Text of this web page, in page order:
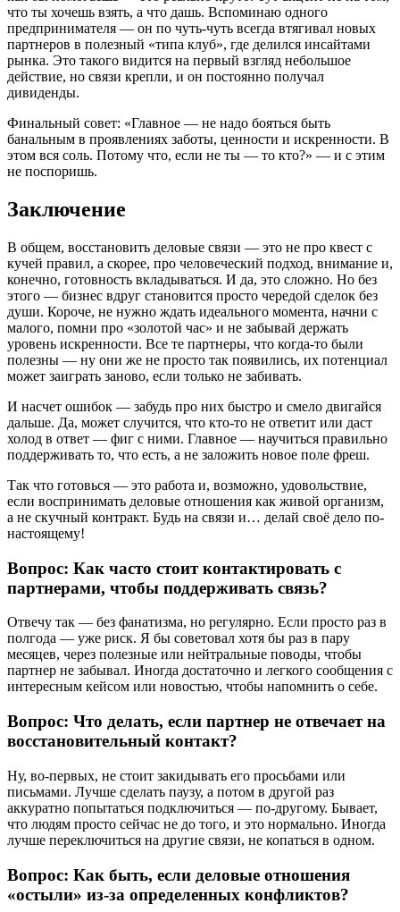
что ты хочешь взять, а что дашь. Вспоминаю одного
предпринимателя — он по чуть-чуть всегда втягивал новых
партнеров в полезный «типа клуб», где делился инсайтами
рынка. Это такого видится на первый взгляд небольшое
действие, но связи крепли, и он постоянно получал
дивиденды.
Финальный совет: «Главное — не надо бояться быть
банальным в проявлениях заботы, ценности и искренности. В
этом вся соль. Потому что, если не ты — то кто?» — и с этим
не поспоришь.
Заключение
В общем, восстановить деловые связи — это не про квест с
кучей правил, а скорее, про человеческий подход, внимание и,
конечно, готовность вкладываться. И да, это сложно. Но без
этого — бизнес вдруг становится просто чередой сделок без
души. Короче, не нужно ждать идеального момента, начни с
малого, помни про «золотой час» и не забывай держать
уровень искренности. Все те партнеры, что когда-то были
полезны — ну они же не просто так появились, их потенциал
может заиграть заново, если только не забивать.
И насчет ошибок — забудь про них быстро и смело двигайся
дальше. Да, может случится, что кто-то не ответит или даст
холод в ответ — фиг с ними. Главное — научиться правильно
поддерживать то, что есть, а не заложить новое поле фреш.
Так что готовься — это работа и, возможно, удовольствие,
если воспринимать деловые отношения как живой организм,
а не скучный контракт. Будь на связи и… делай своё дело по-
настоящему!
Вопрос: Как часто стоит контактировать с
партнерами, чтобы поддерживать связь?
Отвечу так — без фанатизма, но регулярно. Если просто раз в
полгода — уже риск. Я бы советовал хотя бы раз в пару
месяцев, через полезные или нейтральные поводы, чтобы
партнер не забывал. Иногда достаточно и легкого сообщения с
интересным кейсом или новостью, чтобы напомнить о себе.
Вопрос: Что делать, если партнер не отвечает на
восстановительный контакт?
Ну, во-первых, не стоит закидывать его просьбами или
письмами. Лучше сделать паузу, а потом в другой раз
аккуратно попытаться подключиться — по-другому. Бывает,
что людям просто сейчас не до того, и это нормально. Иногда
лучше переключиться на другие связи, не копаться в одном.
Вопрос: Как быть, если деловые отношения
«остыли» из-за определенных конфликтов?